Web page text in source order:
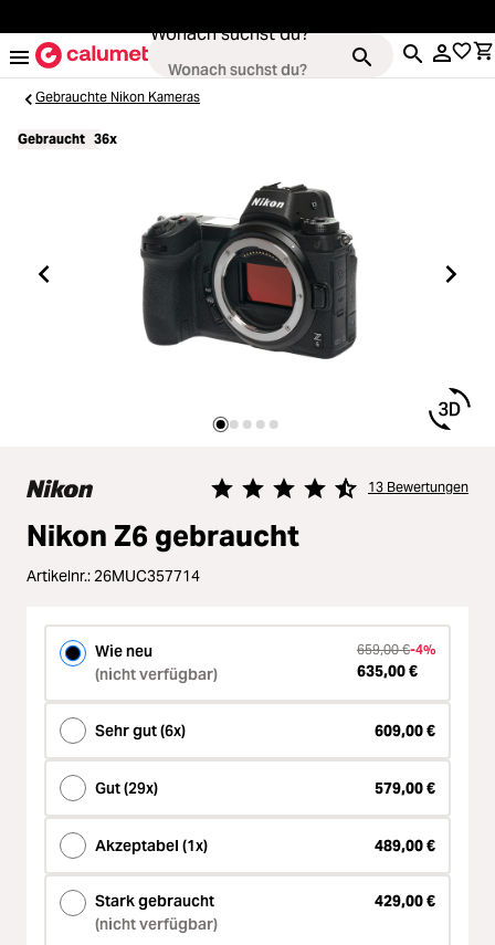
Wonach suchst du?
Objektive
Video & Drohnen
Zubehör
Licht & Studio
Bildbearbeitung
Ferngläser
Second Hand
SALE
Gebrauchte Nikon Kameras
Gebraucht 36x
Durchschnittliche Bewertung von
13 Bewertungen
Nikon Z6 gebraucht
Artikelnr.:26MUC357714
Wie neu
(nicht verfügbar)
659,00 €-4%
635,00 €
Sehr gut (6x) 609,00 €
Gut (29x) 579,00 €
Akzeptabel (1x) 489,00 €
Stark gebraucht
(nicht verfügbar)
429,00 €